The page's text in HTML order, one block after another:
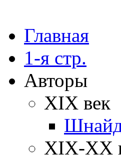
Главная
1-я стр.
Авторы
XIX век
XIX-XX